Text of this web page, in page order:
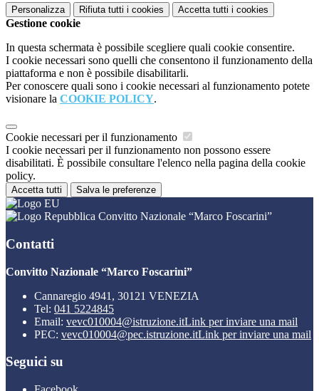
Personalizza Rifiuta tutti i cookies Accetta tutti i cookies
Gestione cookie
In questa schermata è possibile scegliere quali cookie consentire.
I cookie necessari sono quelli che consentono il funzionamento della
piattaforma e non è possibile disabilitarli.
Per conoscere quali sono i cookie necessari al funzionamento potete
visionare la COOKIE POLICY.
Cookie necessari per il funzionamento
I cookie necessari per il funzionamento non possono essere
disabilitati. È possibile consultare l'elenco nella pagina della cookie
policy.
Accetta tutti Salva le preferenze
Convitto Nazionale “Marco Foscarini”
Contatti
Convitto Nazionale “Marco Foscarini”
Cannaregio 4941, 30121 VENEZIA
Tel: 041 5224845
Email: vevc010004@istruzione.itLink per inviare una mail
PEC: vevc010004@pec.istruzione.itLink per inviare una mail
Seguici su